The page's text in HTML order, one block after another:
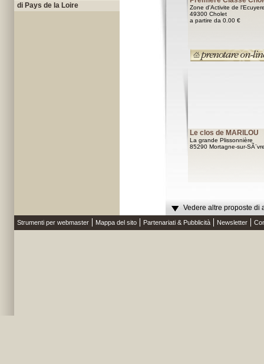
di Pays de la Loire
Zone d'Activite de
49300 Cholet
a partire da 0.00 €
Le clos de MARILOU
La grande Plissonnière
85290 Mortagne-sur-
Vedere altre proposte di
Strumenti per webmaster Mappa del sito Partenariati & Pubblicità Newsletter